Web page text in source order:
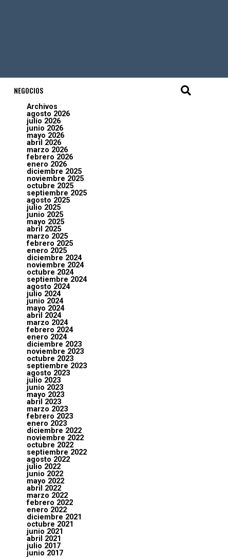
NEGOCIOS
Archivos
agosto 2026
julio 2026
junio 2026
mayo 2026
abril 2026
marzo 2026
febrero 2026
enero 2026
diciembre 2025
noviembre 2025
octubre 2025
septiembre 2025
agosto 2025
julio 2025
junio 2025
mayo 2025
abril 2025
marzo 2025
febrero 2025
enero 2025
diciembre 2024
noviembre 2024
octubre 2024
septiembre 2024
agosto 2024
julio 2024
junio 2024
mayo 2024
abril 2024
marzo 2024
febrero 2024
enero 2024
diciembre 2023
noviembre 2023
octubre 2023
septiembre 2023
agosto 2023
julio 2023
junio 2023
mayo 2023
abril 2023
marzo 2023
febrero 2023
enero 2023
diciembre 2022
noviembre 2022
octubre 2022
septiembre 2022
agosto 2022
julio 2022
junio 2022
mayo 2022
abril 2022
marzo 2022
febrero 2022
enero 2022
diciembre 2021
octubre 2021
junio 2021
abril 2021
julio 2017
junio 2017